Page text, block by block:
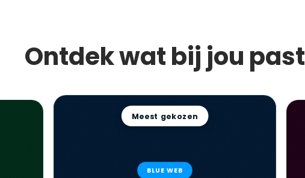
Ontdek wat bij jou past
Meest gekozen
BLUE WEB